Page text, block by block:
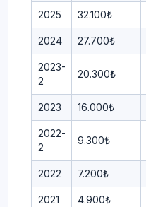
2025 32.100₺
2024 27.700₺
2023-
2
20.300₺
2023 16.000₺
2022-
2
9.300₺
2022 7.200₺
2021 4.900₺